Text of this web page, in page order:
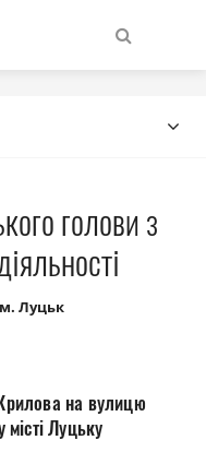
голови з
м. Луцьк
на вулицю
Луцьку